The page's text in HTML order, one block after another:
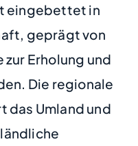
eingebettet in
geprägt von
Erholung und
Die regionale
das Umland und